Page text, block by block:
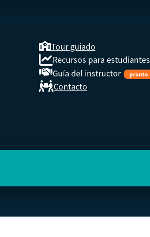
Tour guiado
Recursos para estudiantes
Guía del instructor pronto
Contacto